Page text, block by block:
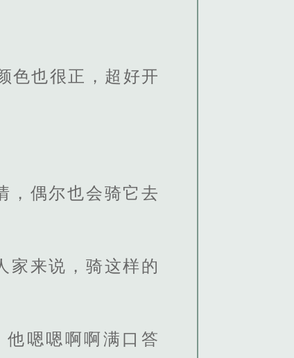
色也很正，超好开
，偶尔也会骑它去
家来说，骑这样的
嗯嗯啊啊满口答